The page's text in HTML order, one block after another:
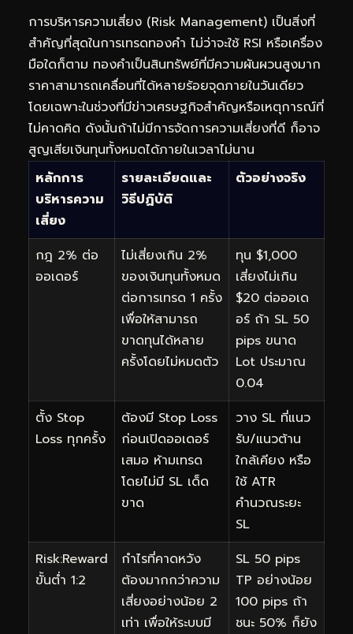
การบริหารความเสี่ยง (Risk Management) เป็นสิ่งที่
สำคัญที่สุดในการเทรดทองคำ ไม่ว่าจะใช้ RSI หรือเครื่อง
มือใดก็ตาม ทองคำเป็นสินทรัพย์ที่มีความผันผวนสูงมาก
ราคาสามารถเคลื่อนที่ได้หลายร้อยจุดภายในวันเดียว
โดยเฉพาะในช่วงที่มีข่าวเศรษฐกิจสำคัญหรือเหตุการณ์ที่
ไม่คาดคิด ดังนั้นถ้าไม่มีการจัดการความเสี่ยงที่ดี ก็อาจ
สูญเสียเงินทุนทั้งหมดได้ภายในเวลาไม่นาน
หลักการ
บริหารความ
เสี่ยง
รายละเอียดและ
วิธีปฏิบัติ
ตัวอย่างจริง
กฎ 2% ต่อ
ออเดอร์
ไม่เสี่ยงเกิน 2%
ของเงินทุนทั้งหมด
ต่อการเทรด 1 ครั้ง
เพื่อให้สามารถ
ขาดทุนได้หลาย
ครั้งโดยไม่หมดตัว
ทุน $1,000
เสี่ยงไม่เกิน
$20 ต่อออเด
อร์ ถ้า SL 50
pips ขนาด
Lot ประมาณ
0.04
ตั้ง Stop
Loss ทุกครั้ง
ต้องมี Stop Loss
ก่อนเปิดออเดอร์
เสมอ ห้ามเทรด
โดยไม่มี SL เด็ด
ขาด
วาง SL ที่แนว
รับ/แนวต้าน
ใกล้เคียง หรือ
ใช้ ATR
คำนวณระยะ
SL
Risk:Reward
ขั้นต่ำ 1:2
กำไรที่คาดหวัง
ต้องมากกว่าความ
เสี่ยงอย่างน้อย 2
เท่า เพื่อให้ระบบมี
SL 50 pips
TP อย่างน้อย
100 pips ถ้า
ชนะ 50% ก็ยัง